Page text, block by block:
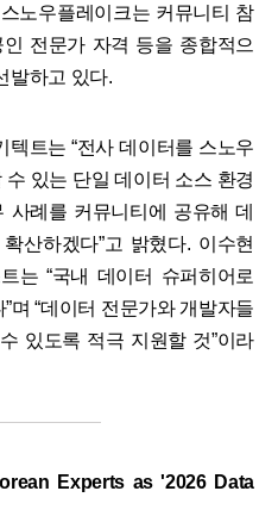
노우플레이크는 커뮤니티 참
전문가 자격 등을 종합적으
발하고 있다.
텍트는 “전사 데이터를 스노우
있는 단일 데이터 소스 환경
사례를 커뮤니티에 공유해 데
산하겠다”고 밝혔다. 이수현
는 “국내 데이터 슈퍼히어로
며 “데이터 전문가와 개발자들
있도록 적극 지원할 것”이라
Experts as '2026 Data